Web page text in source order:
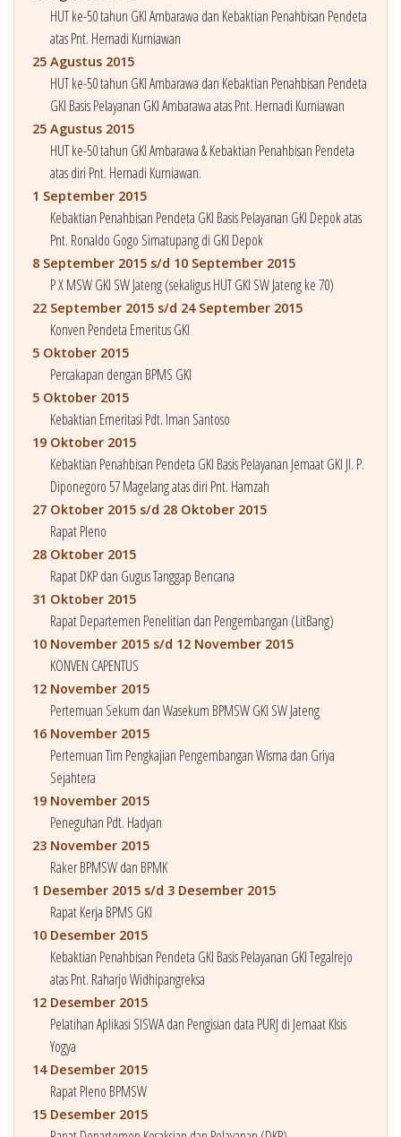
HUT ke-50 tahun GKI Ambarawa dan Kebaktian Penahbisan Pendeta
atas Pnt. Hernadi Kurniawan
25 Agustus 2015
HUT ke-50 tahun GKI Ambarawa dan Kebaktian Penahbisan Pendeta
GKI Basis Pelayanan GKI Ambarawa atas Pnt. Hernadi Kurniawan
25 Agustus 2015
HUT ke-50 tahun GKI Ambarawa & Kebaktian Penahbisan Pendeta
atas diri Pnt. Hernadi Kurniawan.
1 September 2015
Kebaktian Penahbisan Pendeta GKI Basis Pelayanan GKI Depok atas
Pnt. Ronaldo Gogo Simatupang di GKI Depok
8 September 2015 s/d 10 September 2015
P X MSW GKI SW Jateng (sekaligus HUT GKI SW Jateng ke 70)
22 September 2015 s/d 24 September 2015
Konven Pendeta Emeritus GKI
5 Oktober 2015
Percakapan dengan BPMS GKI
5 Oktober 2015
Kebaktian Emeritasi Pdt. Iman Santoso
19 Oktober 2015
Kebaktian Penahbisan Pendeta GKI Basis Pelayanan Jemaat GKI Jl. P.
Diponegoro 57 Magelang atas diri Pnt. Hamzah
27 Oktober 2015 s/d 28 Oktober 2015
Rapat Pleno
28 Oktober 2015
Rapat DKP dan Gugus Tanggap Bencana
31 Oktober 2015
Rapat Departemen Penelitian dan Pengembangan (LitBang)
10 November 2015 s/d 12 November 2015
KONVEN CAPENTUS
12 November 2015
Pertemuan Sekum dan Wasekum BPMSW GKI SW Jateng
16 November 2015
Pertemuan Tim Pengkajian Pengembangan Wisma dan Griya
Sejahtera
19 November 2015
Peneguhan Pdt. Hadyan
23 November 2015
Raker BPMSW dan BPMK
1 Desember 2015 s/d 3 Desember 2015
Rapat Kerja BPMS GKI
10 Desember 2015
Kebaktian Penahbisan Pendeta GKI Basis Pelayanan GKI Tegalrejo
atas Pnt. Raharjo Widhipangreksa
12 Desember 2015
Pelatihan Aplikasi SISWA dan Pengisian data PURJ di Jemaat Klsis
Yogya
14 Desember 2015
Rapat Pleno BPMSW
15 Desember 2015